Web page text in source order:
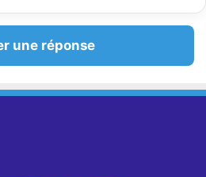
une réponse